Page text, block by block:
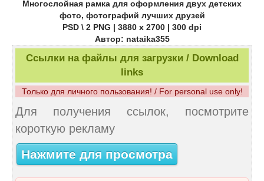
Многослойная рамка для оформления двух детских
фото, фотографий лучших друзей
PSD \ 2 PNG | 3880 x 2700 | 300 dpi
Автор: nataika355
Ссылки на файлы для загрузки / Download
links
Только для личного пользования! / For personal use only!
Для получения ссылок, посмотрите
короткую рекламу
Нажмите для просмотра